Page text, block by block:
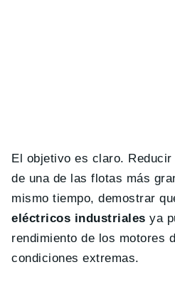
El objetivo es claro.
de una de las flotas más
mismo tiempo, demostrar
eléctricos industriales ya
rendimiento de los motores
condiciones extremas.